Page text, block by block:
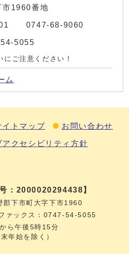
市1960番地
0747-68-9060
5055
にご注意ください！
ム
イトマップ お問い合わせ
アクセシビリティ方針
号：2000020294438】
郡下市町大字下市1960
ァックス：0747‐54‐5055
ら午後5時15分
年始を除く）